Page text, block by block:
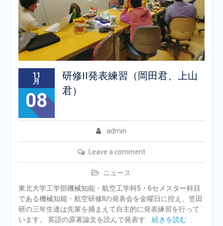
11
月
08
研修II発表練習（岡田君、上山
君）
admin
Leave a comment
ニュース
東北大学工学部機械知能・航空工学科5・6セメスター科目
である機械知能・航空研修IIの発表会を金曜日に控え、笠田
研の三年生達は先輩を捕まえて自主的に発表練習を行って
います。 英語の原著論文を読んで発表す
続きを読む